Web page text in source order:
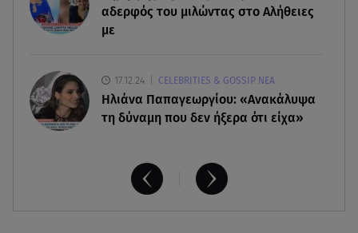
σνόμπαραν πάρα πολύ»
αδερφός του μιλώντας στο Αλήθειες
με
17.12.24 CELEBRITIES & GOSSIP ΝΕΑ
Ηλιάνα Παπαγεωργίου: «Ανακάλυψα
τη δύναμη που δεν ήξερα ότι είχα»